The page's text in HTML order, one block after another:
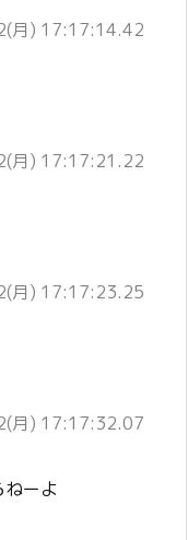
月) 17:17:14.42
月) 17:17:21.22
月) 17:17:23.25
月) 17:17:32.07
ーよ